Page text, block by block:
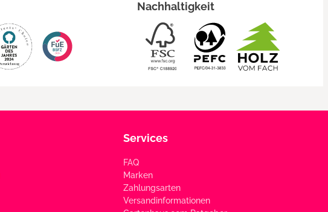
Nachhaltigkeit
Services
FAQ
Marken
Zahlungsarten
Versandinformationen